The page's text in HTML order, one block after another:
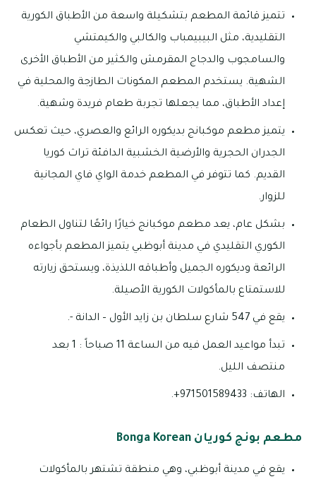
تتميز قائمة المطعم بتشكيلة واسعة من الأطباق الكورية
التقليدية، مثل البيبيمباب والكالبي والكيمتشي
والسامجوب والدجاج المقرمش والكثير من الأطباق الأخرى
الشهية. يستخدم المطعم المكونات الطازجة والمحلية في
إعداد الأطباق، مما يجعلها تجربة طعام فريدة وشهية.
يتميز مطعم موكبانج بديكوره الرائع والعصري، حيث تعكس
الجدران الحجرية والأرضية الخشبية الدافئة تراث كوريا
القديم. كما تتوفر في المطعم خدمة الواي فاي المجانية
للزوار.
بشكل عام، يعد مطعم موكبانج خيارًا رائعًا لتناول الطعام
الكوري التقليدي في مدينة أبوظبي يتميز المطعم بأجواءه
الرائعة وديكوره الجميل وأطباقه اللذيذة، ويستحق زيارته
للاستمتاع بالمأكولات الكورية الأصيلة.
يقع في 547 شارع سلطان بن زايد الأول – الدانة -.
تبدأ مواعيد العمل فيه من الساعة 11 صباحاً : 1 بعد
منتصف الليل.
الهاتف: 971501589433+.
مطعم بونج كوريان Bonga Korean
يقع في مدينة أبوظبي، وهي منطقة تشتهر بالمأكولات